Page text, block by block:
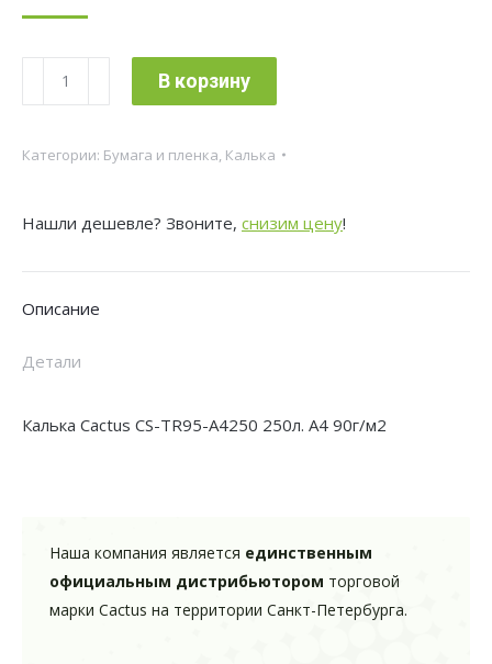
Количество
товара
Cactus
TR95-
м2/250л.
В корзину
Категории: Бумага и пленка, Калька
Нашли дешевле? Звоните, снизим цену!
Описание
Детали
Калька Cactus CS-TR95-A4250 250л. A4 90г/м2
Наша компания является единственным
официальным дистрибьютором торговой
марки Cactus на территории Санкт-Петербурга.